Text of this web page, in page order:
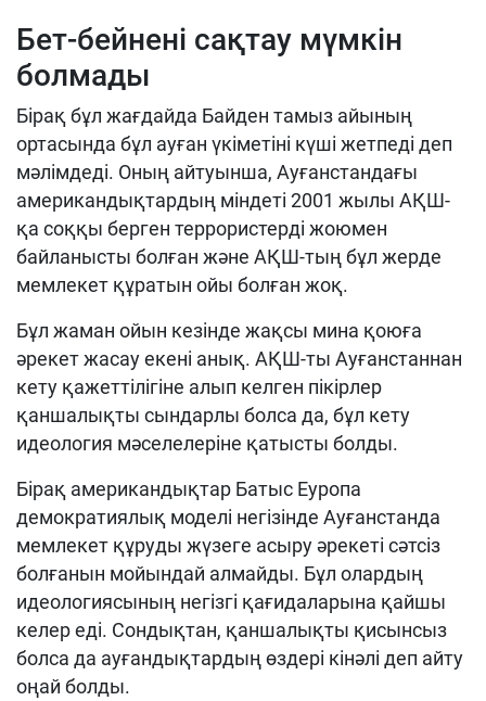
Бет-бейнені сақтау мүмкін
болмады
Бірақ бұл жағдайда Байден тамыз айының
ортасында бұл ауған үкіметіні күші жетпеді деп
мәлімдеді. Оның айтуынша, Ауғанстандағы
американдықтардың міндеті 2001 жылы АҚШ-
қа соққы берген террористерді жоюмен
байланысты болған және АҚШ-тың бұл жерде
мемлекет құратын ойы болған жоқ.
Бұл жаман ойын кезінде жақсы мина қоюға
әрекет жасау екені анық. АҚШ-ты Ауғанстаннан
кету қажеттілігіне алып келген пікірлер
қаншалықты сындарлы болса да, бұл кету
идеология мәселелеріне қатысты болды.
Бірақ американдықтар Батыс Еуропа
демократиялық моделі негізінде Ауғанстанда
мемлекет құруды жүзеге асыру әрекеті сәтсіз
болғанын мойындай алмайды. Бұл олардың
идеологиясының негізгі қағидаларына қайшы
келер еді. Сондықтан, қаншалықты қисынсыз
болса да ауғандықтардың өздері кінәлі деп айту
оңай болды.